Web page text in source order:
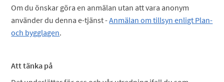
Om du önskar göra en anmälan utan att vara anonym
använder du denna e-tjänst -Anmälan om tillsyn enligt Plan-
och bygglagen.
Att tänka på